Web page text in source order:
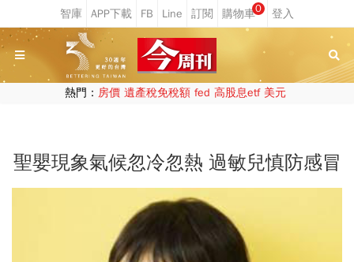
0
熱門： 房價 遺產稅免稅額 fed 高股息etf 美元
聖嬰現象氣候忽冷忽熱 過敏兒慎防感冒